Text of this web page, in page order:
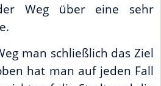
Weg über eine sehr
man schließlich das Ziel
hat man auf jeden Fall